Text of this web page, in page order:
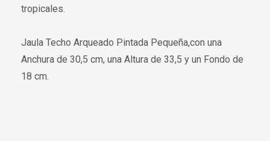
tropicales.
Jaula Techo Arqueado Pintada Pequeña,con una
Anchura de 30,5 cm, una Altura de 33,5 y un Fondo de
18 cm.